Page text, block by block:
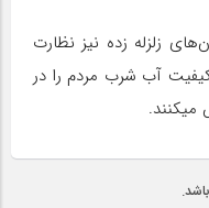
زلزله زده نیز نظارت
آب شرب مردم را در
میکنند.